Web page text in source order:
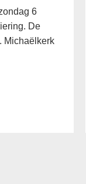
6
De
Michaëlkerk